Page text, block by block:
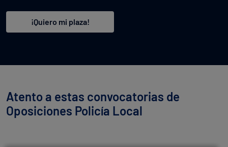
¡Quiero mi plaza!
Atento a estas convocatorias de
Oposiciones Policía Local